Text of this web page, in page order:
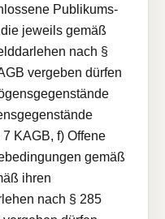
Publikums-
jeweils gemäß
nach §
vergeben dürfen
KAGB, f) Offene
gemäß
ihren
nach § 285